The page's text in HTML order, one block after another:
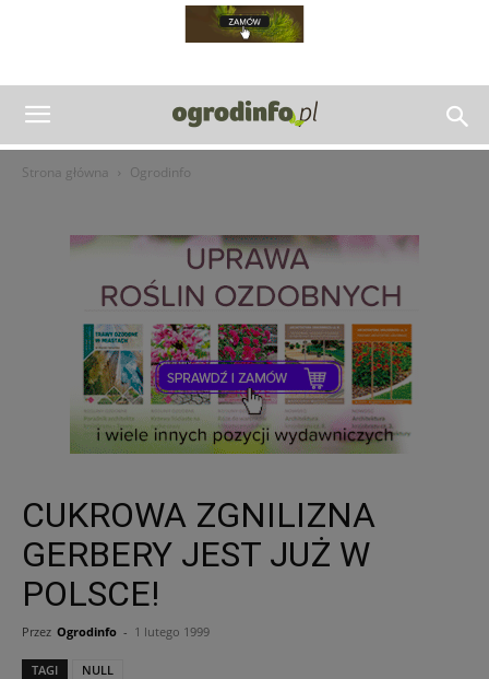
Strona główna Ogrodinfo
CUKROWA ZGNILIZNA
GERBERY JEST JUŻ W
POLSCE!
Przez Ogrodinfo - 1 lutego 1999
TAGI NULL